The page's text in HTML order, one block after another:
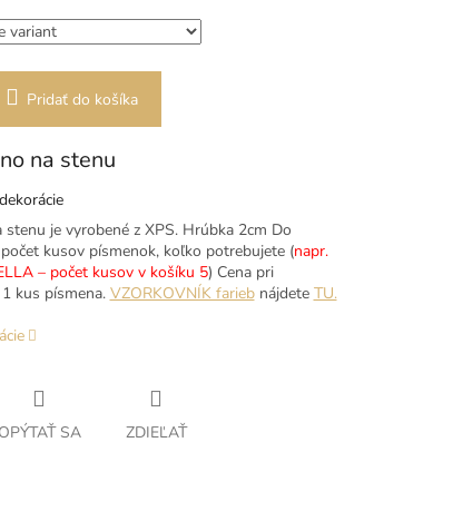
Pridať do košíka
na stenu
stenu je vyrobené z XPS. Hrúbka 2cm Do
kusov písmenok, koľko potrebujete (napr.
– počet kusov v košíku 5) Cena pri
kus písmena. VZORKOVNÍK fariebnájdete TU.
OPÝTAŤ SA ZDIEĽAŤ